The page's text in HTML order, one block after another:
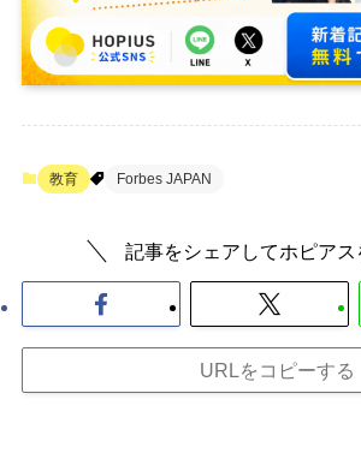
教育 Forbes JAPAN
記事をシェアしてホピアス
URLをコピーする